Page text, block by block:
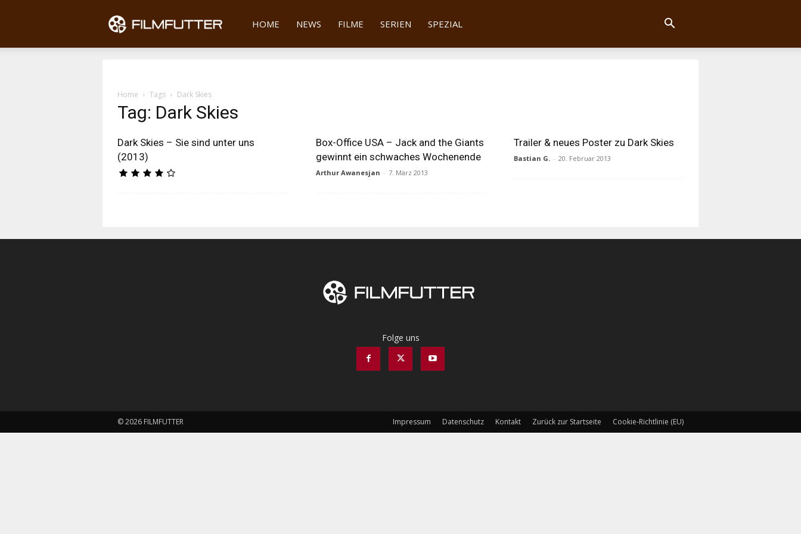
Filmfutter
HOME NEWS FILME SERIEN SPEZIAL
Home Tags Dark Skies
Tag: Dark Skies
Dark Skies – Sie sind unter uns
(2013)
Box-Office USA – Jack and the Giants
gewinnt ein schwaches Wochenende
Arthur Awanesjan - 7. März 2013
Trailer & neues Poster zu Dark Skies
Bastian G. - 20. Februar 2013
Folge uns
Impressum Datenschutz Kontakt Zurück zur Startseite Cookie-Richtlinie (EU)
© 2026 FILMFUTTER